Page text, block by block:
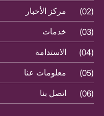
(02)
مركز الأخبار
(03)
خدمات
(04)
الاستدامة
(05)
معلومات عنا
(06)
اتصل بنا